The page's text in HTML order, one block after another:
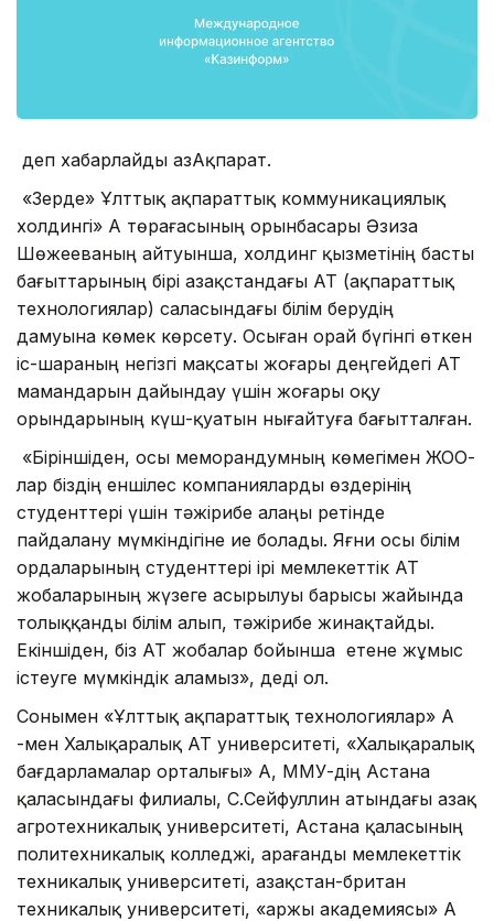
деп хабарлайды ҚазАқпарат.
«Зерде» Ұлттық ақпараттық коммуникациялық
холдингі» АҚ төрағасының орынбасары Әзиза
Шөжееваның айтуынша, холдинг қызметінің басты
бағыттарының бірі Қазақстандағы АТ (ақпараттық
технологиялар) саласындағы білім берудің
дамуына көмек көрсету. Осыған орай бүгінгі өткен
іс-шараның негізгі мақсаты жоғары деңгейдегі АТ
мамандарын дайындау үшін жоғары оқу
орындарының күш-қуатын нығайтуға бағытталған.
«Біріншіден, осы меморандумның көмегімен ЖОО-
лар біздің еншілес компанияларды өздерінің
студенттері үшін тәжірибе алаңы ретінде
пайдалану мүмкіндігіне ие болады. Яғни осы білім
ордаларының студенттері ірі мемлекеттік АТ
жобаларының жүзеге асырылуы барысы жайында
толыққанды білім алып, тәжірибе жинақтайды.
Екіншіден, біз АТ жобалар бойынша етене жұмыс
істеуге мүмкіндік аламыз», деді ол.
Сонымен «Ұлттық ақпараттық технологиялар» АҚ
-мен Халықаралық АТ университеті, «Халықаралық
бағдарламалар орталығы» АҚ, ММУ-дің Астана
қаласындағы филиалы, С.Сейфуллин атындағы Қазақ
агротехникалық университеті, Астана қаласының
политехникалық колледжі, Қарағанды мемлекеттік
техникалық университеті, Қазақстан-британ
техникалық университеті, «Қаржы академиясы» АҚ